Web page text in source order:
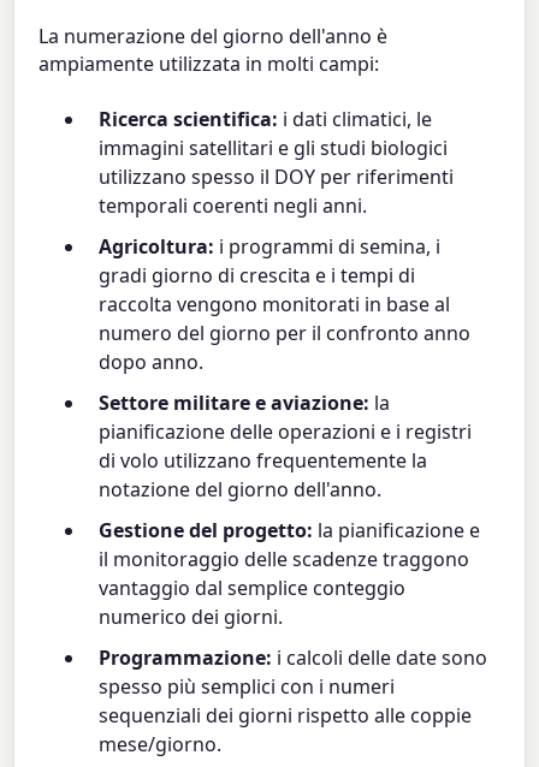
La numerazione del giorno dell'anno è
ampiamente utilizzata in molti campi:
Ricerca scientifica: i dati climatici, le
immagini satellitari e gli studi biologici
utilizzano spesso il DOY per riferimenti
temporali coerenti negli anni.
Agricoltura: i programmi di semina, i
gradi giorno di crescita e i tempi di
raccolta vengono monitorati in base al
numero del giorno per il confronto anno
dopo anno.
Settore militare e aviazione: la
pianificazione delle operazioni e i registri
di volo utilizzano frequentemente la
notazione del giorno dell'anno.
Gestione del progetto: la pianificazione e
il monitoraggio delle scadenze traggono
vantaggio dal semplice conteggio
numerico dei giorni.
Programmazione: i calcoli delle date sono
spesso più semplici con i numeri
sequenziali dei giorni rispetto alle coppie
mese/giorno.